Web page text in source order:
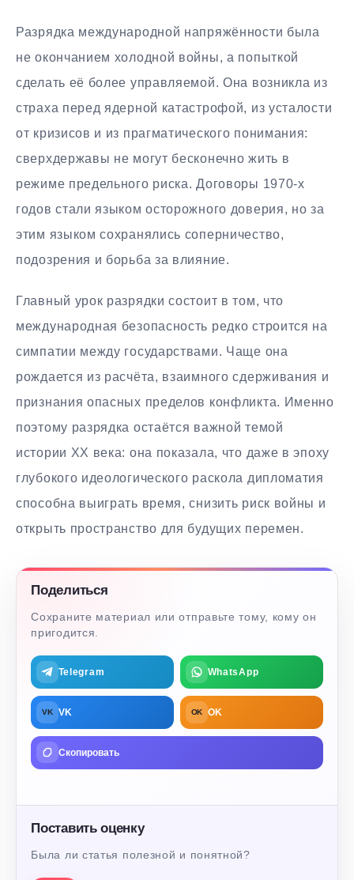
Разрядка международной напряжённости была
не окончанием холодной войны, а попыткой
сделать её более управляемой. Она возникла из
страха перед ядерной катастрофой, из усталости
от кризисов и из прагматического понимания:
сверхдержавы не могут бесконечно жить в
режиме предельного риска. Договоры 1970-х
годов стали языком осторожного доверия, но за
этим языком сохранялись соперничество,
подозрения и борьба за влияние.
Главный урок разрядки состоит в том, что
международная безопасность редко строится на
симпатии между государствами. Чаще она
рождается из расчёта, взаимного сдерживания и
признания опасных пределов конфликта. Именно
поэтому разрядка остаётся важной темой
истории XX века: она показала, что даже в эпоху
глубокого идеологического раскола дипломатия
способна выиграть время, снизить риск войны и
открыть пространство для будущих перемен.
Поделиться
Сохраните материал или отправьте тому, кому он
пригодится.
Telegram WhatsApp
VK VK OK OK
Скопировать
Поставить оценку
Была ли статья полезной и понятной?